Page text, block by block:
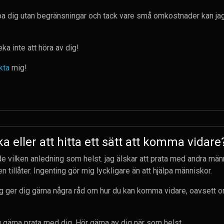
dig utan begränsningar och tack vare små omkostnader kan
inte att höra av dig!
mig!
eller att hitta ett sätt att komma
vilken anledning som helst. jag älskar att prata med andra
tillåter. Ingenting gör mig lyckligare än att hjälpa människor.
ger dig gärna några råd om hur du kan komma vidare, oavsett